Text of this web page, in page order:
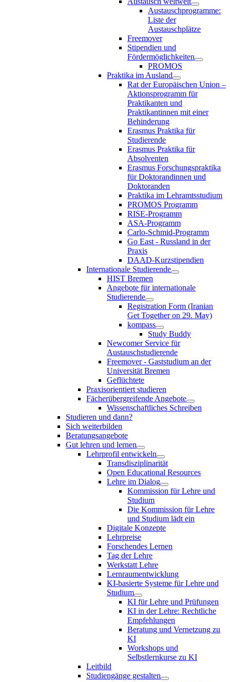
Austauschprogramme:
Liste der
Austauschplätze
Freemover
Stipendien und
Fördermöglichkeiten
PROMOS
Praktika im Ausland
Rat der Europäischen Union –
Aktionsprogramm für
Praktikanten und
Praktikantinnen mit einer
Behinderung
Erasmus Praktika für
Studierende
Erasmus Praktika für
Absolventen
Erasmus Forschungspraktika
für Doktorandinnen und
Doktoranden
Praktika im Lehramtsstudium
PROMOS Programm
RISE-Programm
ASA-Programm
Carlo-Schmid-Programm
Go East - Russland in der
Praxis
DAAD-Kurzstipendien
Internationale Studierende
HIST Bremen
Angebote für internationale
Studierende
Registration Form (Iranian
Get Together on 29. May)
kompass
Study Buddy
Newcomer Service für
Austauschstudierende
Freemover - Gaststudium an der
Universität Bremen
Geflüchtete
Praxisorientiert studieren
Fächerübergreifende Angebote
Wissenschaftliches Schreiben
Studieren und dann?
Sich weiterbilden
Beratungsangebote
Gut lehren und lernen
Lehrprofil entwickeln
Transdisziplinarität
Open Educational Resources
Lehre im Dialog
Kommission für Lehre und
Studium
Die Kommission für Lehre
und Studium lädt ein
Digitale Konzepte
Lehrpreise
Forschendes Lernen
Tag der Lehre
Werkstatt Lehre
Lernraumentwicklung
KI-basierte Systeme für Lehre und
Studium
KI für Lehre und Prüfungen
KI in der Lehre: Rechtliche
Empfehlungen
Beratung und Vernetzung zu
KI
Workshops und
Selbstlernkurse zu KI
Leitbild
Studiengänge gestalten